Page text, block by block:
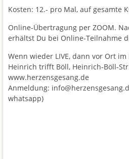
Kosten: 12.- pro Mal, auf gesamte
Online-Übertragung per ZOOM.
erhältst Du bei Online-Teilnahme
Wenn wieder LIVE, dann vor Ort
Heinrich trifft Böll, Heinrich-Böll-
www.herzensgesang.de
Anmeldung:
whatsapp)